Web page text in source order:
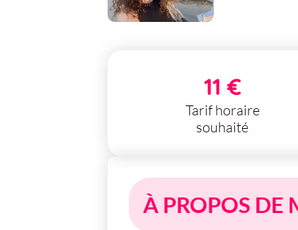
11 €
Tarif horaire
souhaité
À PROPOS DE